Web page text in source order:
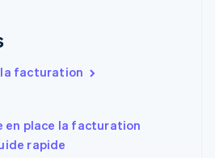
la facturation
en place la facturation
rapide